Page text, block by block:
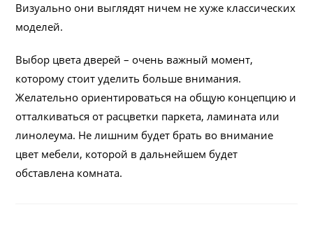
Визуально они выглядят ничем не хуже классических
моделей.
Выбор цвета дверей – очень важный момент,
которому стоит уделить больше внимания.
Желательно ориентироваться на общую концепцию и
отталкиваться от расцветки паркета, ламината или
линолеума. Не лишним будет брать во внимание
цвет мебели, которой в дальнейшем будет
обставлена комната.